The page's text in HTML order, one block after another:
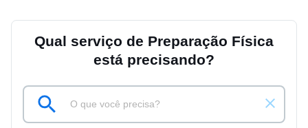
Qual serviço de Preparação Física
está precisando?